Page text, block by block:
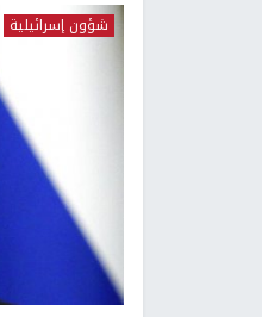
شؤون إسرائيلية